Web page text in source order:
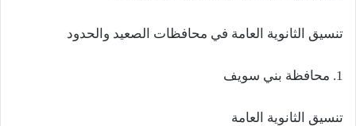
تنسيق الثانوية العامة في محافظات الصعيد والحدود
1. محافظة بني سويف
تنسيق الثانوية العامة